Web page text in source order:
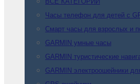
Часы телефон для детей с
Смарт часы для взрослых и
GARMIN умные часы
GARMIN туристические
GARMIN электроошейники